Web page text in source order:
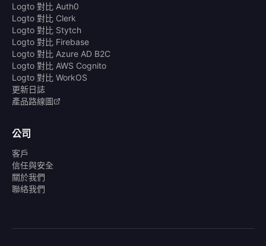
Logto 對比 Auth0
Logto 對比 Clerk
Logto 對比 Stytch
Logto 對比 Firebase
Logto 對比 Azure AD B2C
Logto 對比 AWS Cognito
Logto 對比 WorkOS
更新日誌
產品路線圖
公司
客戶
信任與安全
關於我們
聯絡我們